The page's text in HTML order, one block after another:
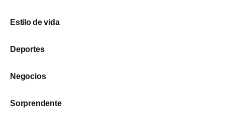
Estilo de vida
Deportes
Negocios
Sorprendente